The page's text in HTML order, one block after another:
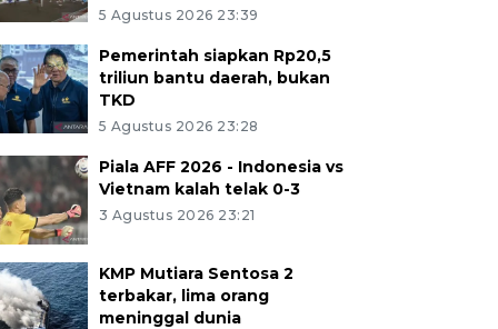
5 Agustus 2026 23:39
Pemerintah siapkan Rp20,5
triliun bantu daerah, bukan
TKD
5 Agustus 2026 23:28
Piala AFF 2026 - Indonesia vs
Vietnam kalah telak 0-3
3 Agustus 2026 23:21
KMP Mutiara Sentosa 2
terbakar, lima orang
meninggal dunia